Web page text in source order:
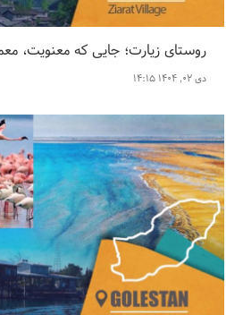
روستای زیارت؛ جایی که معنویت،
دی ۰۲, ۱۴۰۴ ۱۴:۱۵